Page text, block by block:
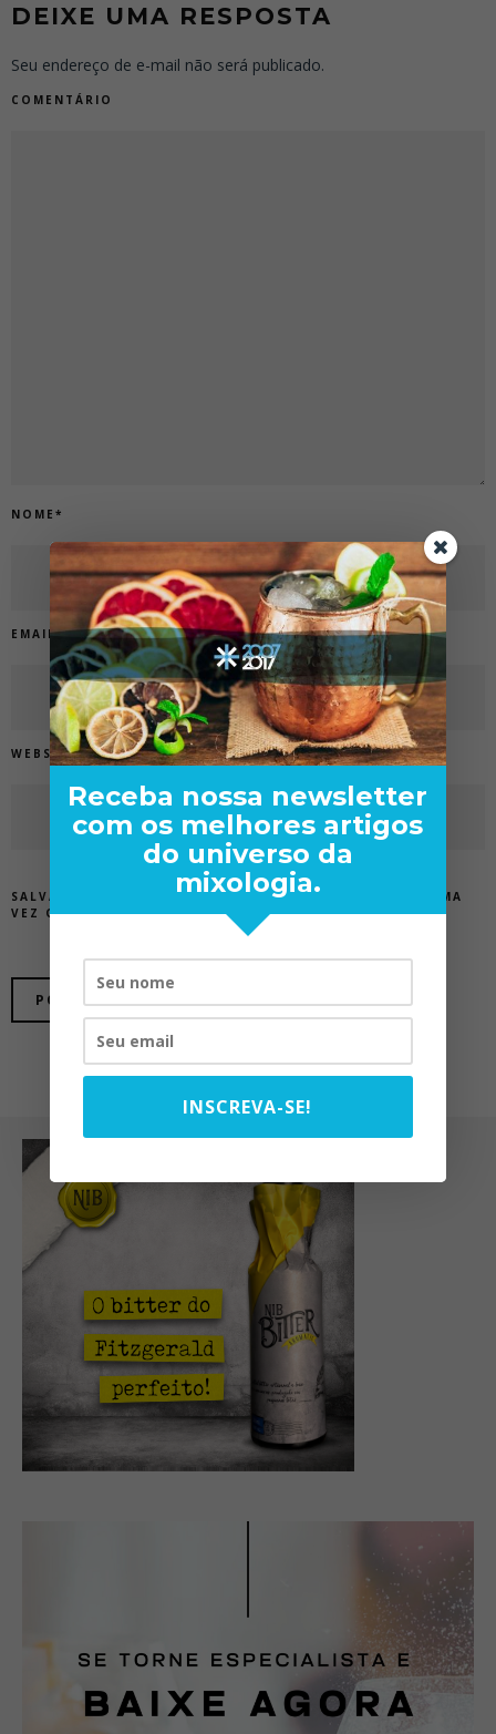
DEIXE UMA RESPOSTA
Seu endereço de e-mail não será publicado.
COMENTÁRIO
NOME *
EMAIL*
WEBSITE
SALVAR MEUS DADOS NESTE NAVEGADOR PARA A PRÓXIMA
VEZ QUE EU COMENTAR.
Receba nossa newsletter
com os melhores artigos
do universo da
mixologia.
INSCREVA-SE!